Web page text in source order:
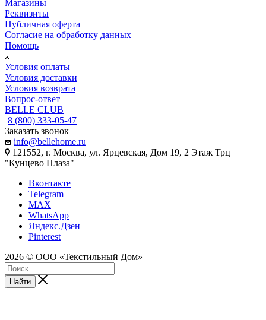
Магазины
Реквизиты
Публичная оферта
Согласие на обработку данных
Помощь
Условия оплаты
Условия доставки
Условия возврата
Вопрос-ответ
BELLE CLUB
8 (800) 333-05-47
Заказать звонок
info@bellehome.ru
121552, г. Москва, ул. Ярцевская, Дом 19, 2 Этаж Трц
"Кунцево Плаза"
Вконтакте
Telegram
MAX
WhatsApp
Яндекс.Дзен
Pinterest
2026 © ООО «Текстильный Дом»
Найти